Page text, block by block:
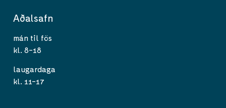
Aðalsafn
mán til fös
kl. 8-18
laugardaga
kl. 11-17